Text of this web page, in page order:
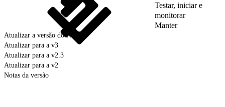
Testar, iniciar e
monitorar
Manter
Atualizar a versão do Node
Atualizar para a v3
Atualizar para a v2.3
Atualizar para a v2
Notas da versão